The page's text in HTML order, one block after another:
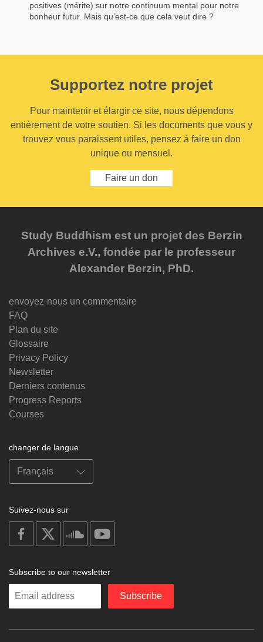
positives (mérite) sur notre continuum mental pour notre
bonheur futur. Mais qu’est-ce que cela veut dire ?
Supportez notre projet
Pour maintenir et élargir ce site, nous dépendons
entièrement de votre soutien. Si les documents que vous y
trouvez vous paraissent utiles, pensez à faire un don
unique ou mensuel.
Faire un don
Study Buddhism est un projet des Berzin
Archives e.V., fondée par le professeur
Alexander Berzin, PhD.
envoyez-nous un commentaire
FAQ
Plan du site
Glossaire
Privacy Policy
Newsletter
Derniers contenus
Progress Reports
Courses
changer de langue
Suivez-nous sur
on
facebook
soundcloud
Subscribe to our newsletter
Enter
Subscribe